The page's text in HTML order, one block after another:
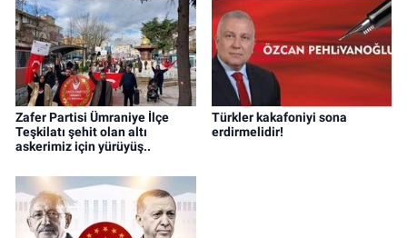
Zafer Partisi Ümraniye İlçe
Teşkilatı şehit olan altı
askerimiz için yürüyüş..
Türkler kakafoniyi sona
erdirmelidir!